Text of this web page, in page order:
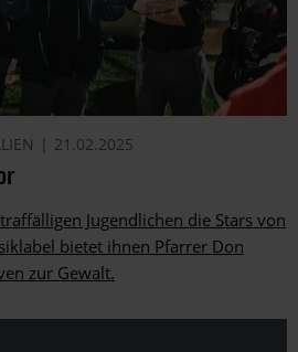
21.02.2025
Jugendlichen die Stars von
bietet ihnen Pfarrer Don
zur Gewalt.